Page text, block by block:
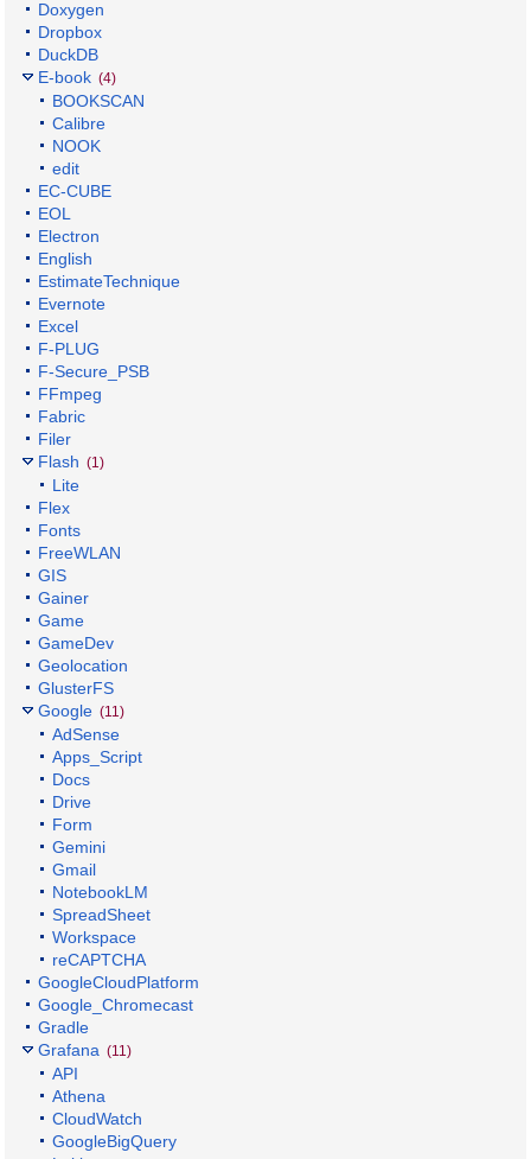
Doxygen
Dropbox
DuckDB
E-book (4)
BOOKSCAN
Calibre
NOOK
edit
EC-CUBE
EOL
Electron
English
EstimateTechnique
Evernote
Excel
F-PLUG
F-Secure_PSB
FFmpeg
Fabric
Filer
Flash (1)
Lite
Flex
Fonts
FreeWLAN
GIS
Gainer
Game
GameDev
Geolocation
GlusterFS
Google (11)
AdSense
Apps_Script
Docs
Drive
Form
Gemini
Gmail
NotebookLM
SpreadSheet
Workspace
reCAPTCHA
GoogleCloudPlatform
Google_Chromecast
Gradle
Grafana (11)
API
Athena
CloudWatch
GoogleBigQuery